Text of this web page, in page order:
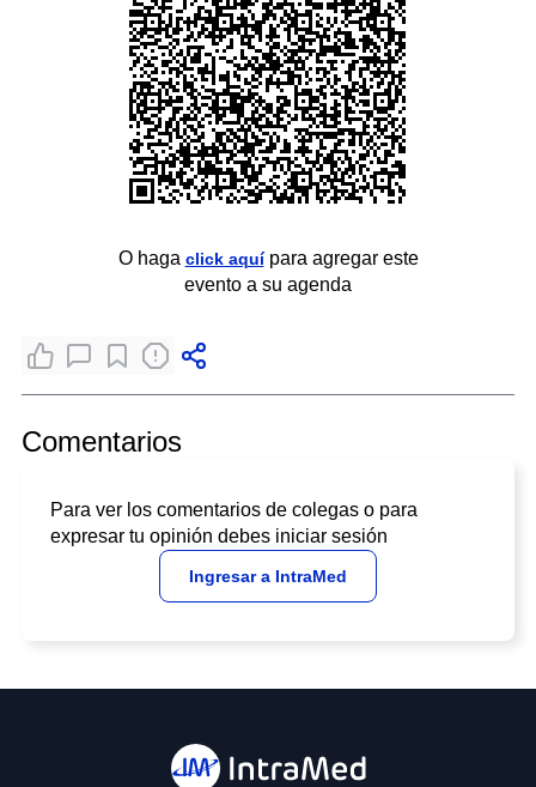
O haga click aquípara agregar este
evento a su agenda
Comentarios
Para ver los comentarios de colegas o para
expresar tu opinión debes iniciar sesión
Ingresar a IntraMed